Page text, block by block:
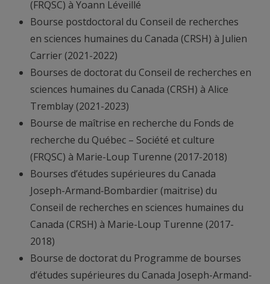
(FRQSC) à Yoann Léveillé
Bourse postdoctoral du Conseil de recherches
en sciences humaines du Canada (CRSH) à Julien
Carrier (2021-2022)
Bourses de doctorat du Conseil de recherches en
sciences humaines du Canada (CRSH) à Alice
Tremblay (2021-2023)
Bourse de maîtrise en recherche du Fonds de
recherche du Québec – Société et culture
(FRQSC) à Marie-Loup Turenne (2017-2018)
Bourses d’études supérieures du Canada
Joseph-Armand‑Bombardier (maitrise) du
Conseil de recherches en sciences humaines du
Canada (CRSH) à Marie-Loup Turenne (2017-
2018)
Bourse de doctorat du Programme de bourses
d’études supérieures du Canada Joseph-Armand-